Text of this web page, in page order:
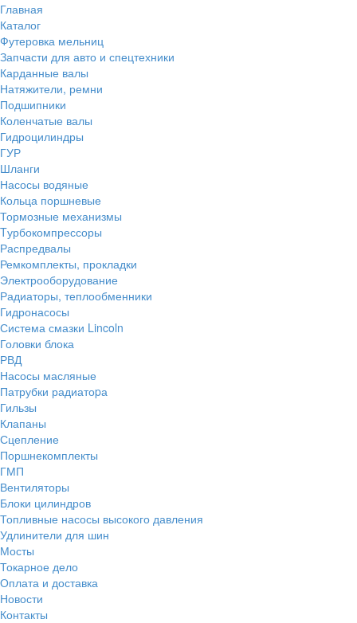
Главная
Каталог
Футеровка мельниц
Запчасти для авто и спецтехники
Карданные валы
Натяжители, ремни
Подшипники
Коленчатые валы
Гидроцилиндры
ГУР
Шланги
Насосы водяные
Кольца поршневые
Тормозные механизмы
Tурбокомпрессоры
Распредвалы
Ремкомплекты, прокладки
Электрооборудование
Радиаторы, теплообменники
Гидронасосы
Система смазки Lincoln
Головки блока
РВД
Насосы масляные
Патрубки радиатоpа
Гильзы
Клапаны
Сцепление
Поршнекомплекты
ГМП
Вентиляторы
Блоки цилиндров
Топливные насосы высокого давления
Удлинители для шин
Мосты
Токарное дело
Оплата и доставка
Новости
Контакты